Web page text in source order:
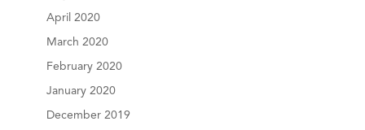
April 2020
March 2020
February 2020
January 2020
December 2019